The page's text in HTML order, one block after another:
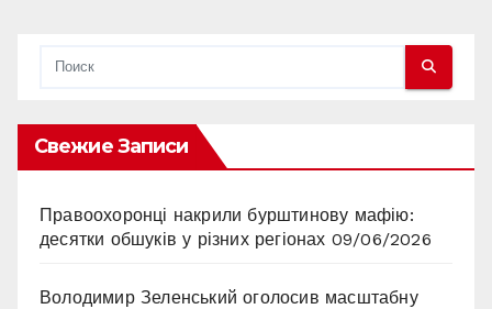
Свежие Записи
Правоохоронці накрили бурштинову мафію:
десятки обшуків у різних регіонах 09/06/2026
Володимир Зеленський оголосив масштабну